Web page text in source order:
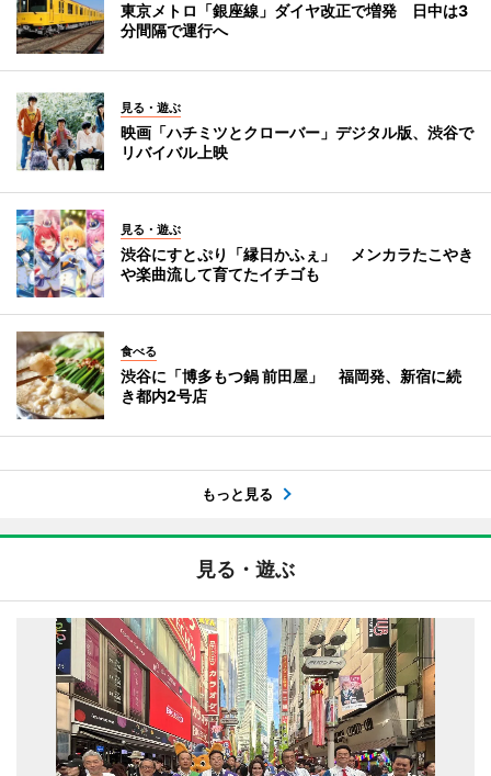
東京メトロ「銀座線」ダイヤ改正で増発 日中は3
分間隔で運行へ
見る・遊ぶ
映画「ハチミツとクローバー」デジタル版、渋谷で
リバイバル上映
見る・遊ぶ
渋谷にすとぷり「縁日かふぇ」 メンカラたこやき
や楽曲流して育てたイチゴも
食べる
渋谷に「博多もつ鍋 前田屋」 福岡発、新宿に続
き都内2号店
もっと見る
見る・遊ぶ